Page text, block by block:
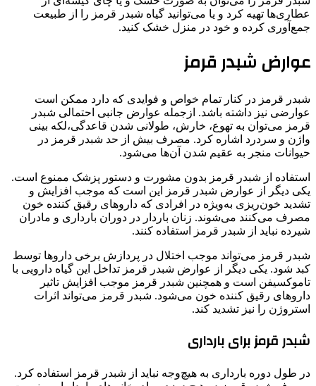
عطاری‌ها تهیه کرد و یا می‌توانید گیاه شبدر قرمز را از طبیعت
جمع‌آوری کرده و خود در منزل خشک کنید.
عوارض شبدر قرمز
شبدر قرمز در کنار تمام خواص و فوایدی که دارد ممکن است
عوارضی نیز داشته باشد. ازجمله عوارض جانبی احتمالی شبدر
قرمز می‌توان به تهوع، خارش، طولانی شدن قاعدگی،لکه بینی
واژن و سردرد اشاره کرد. مصرف بیش از حد شبدر قرمز در
حیوانات منجر به عقیم شدن آن‌ها می‌شود.
استفاده از شبدر قرمز بدون مشورت و دستور پزشک ممنوع است.
یکی دیگر از عوارض شبدر قرمز این است که موجب افزایش و
تشدید خون‌ریزی به‌ویژه در افرادی که داروهای رقیق کننده خون
مصرف می‌کنند می‌شوند. زنان باردار در دوران بارداری و مادران
شیرده نباید از شبدر قرمز استفاده کنند.
شبدر قرمز می‌تواند موجب اختلال در پردازش برخی داروها توسط
کبد شود. یکی دیگر از عوارض شبدر قرمز تداخل این گیاه دارویی با
تاموکسیفن است و همچنین شبدر قرمز موجب افزایش تاثیر
داروهای رقیق کننده خون می‌شود. شبدر قرمز می‌تواند اثرات
استروژن را نیز تشدید کند.
شبدر قرمز برای بارداری
در طول دوره بارداری به هیچ‌وجه نباید از شبدر قرمز استفاده کرد.